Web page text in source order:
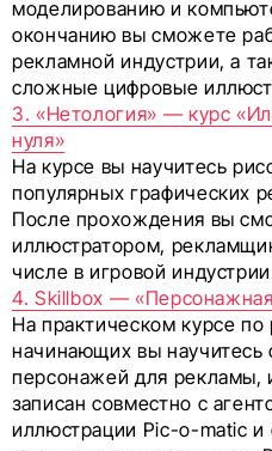
моделированию и
окончанию вы сможете
рекламной индустрии, а
сложные цифровые
3. «Нетология» — курс
нуля»
На курсе вы научитесь
популярных графических
После прохождения вы
иллюстратором,
числе в игровой
4. Skillbox —
На практическом курсе
начинающих вы научитесь
персонажей для рекламы,
записан совместно с
иллюстрации Pic-o-matic